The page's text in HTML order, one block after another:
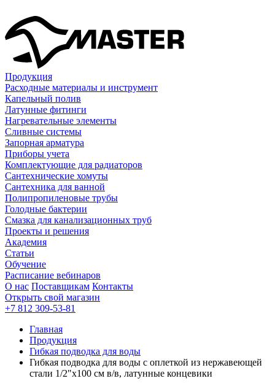
Продукция
Расходные материалы и инструмент
Капельный полив
Латунные фитинги
Нагревательные элементы
Сливные системы
Запорная арматура
Приборы учета
Комплектующие для радиаторов
Сантехнические хомуты
Сантехника для ванной
Полипропиленовые трубы
Голодные бактерии
Смазка для канализационных труб
Проекты и решения
Академия
Статьи
Обучение
Расписание вебинаров
О нас Поставщикам Контакты
Открыть свой магазин
+7 812 309-53-81
Главная
Продукция
Гибкая подводка для воды
Гибкая подводка для воды с оплеткой из нержавеющей
стали 1/2"х100 см в/в, латунные концевики